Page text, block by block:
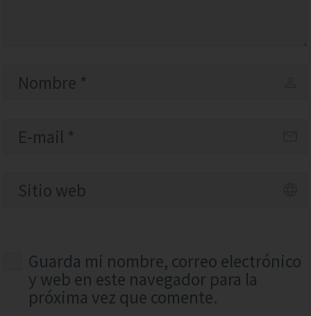
Guarda mi nombre, correo electrónico
y web en este navegador para la
próxima vez que comente.